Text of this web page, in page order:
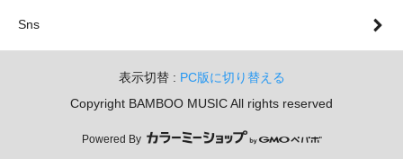
Sns
表示切替 : PC版に切り替える
Copyright BAMBOO MUSIC All rights reserved
Powered By